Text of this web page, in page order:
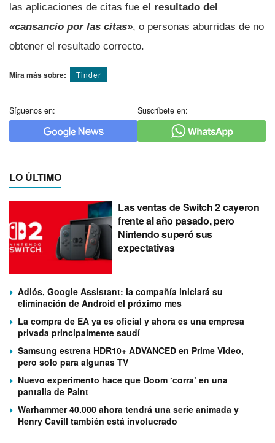
las aplicaciones de citas fue el resultado del
«cansancio por las citas», o personas aburridas de no
obtener el resultado correcto.
Mira más sobre: Tinder
Síguenos en: Suscríbete en:
LO ÚLTIMO
Las ventas de Switch 2 cayeron
frente al año pasado, pero
Nintendo superó sus
expectativas
Adiós, Google Assistant: la compañía iniciará su
eliminación de Android el próximo mes
La compra de EA ya es oficial y ahora es una empresa
privada principalmente saudí
Samsung estrena HDR10+ ADVANCED en Prime Video,
pero solo para algunas TV
Nuevo experimento hace que Doom ‘corra’ en una
pantalla de Paint
Warhammer 40.000 ahora tendrá una serie animada y
Henry Cavill también está involucrado